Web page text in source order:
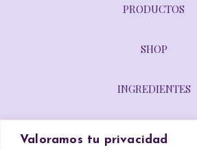
Valoramos tu privacidad
PRODUCTOS
SHOP
INGREDIENTES